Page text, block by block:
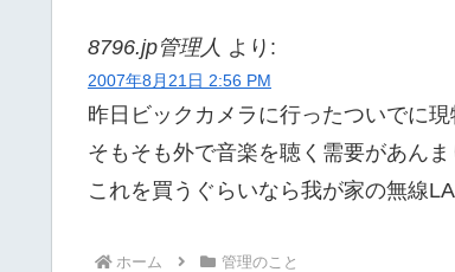
8796.jp管理人 より:
2007年8月21日 2:56 PM
昨日ビックカメラに行ったついでに
そもそも外で音楽を聴く需要があん
これを買うぐらいなら我が家の無線
ホーム 管理のこと